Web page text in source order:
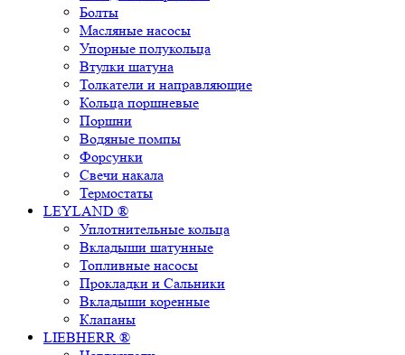
Болты
Масляные насосы
Упорные полукольца
Втулки шатуна
Толкатели и направляющие
Кольца поршневые
Поршни
Водяные помпы
Форсунки
Свечи накала
Термостаты
LEYLAND ®
Уплотнительные кольца
Вкладыши шатунные
Топливные насосы
Прокладки и Сальники
Вкладыши коренные
Клапаны
LIEBHERR ®